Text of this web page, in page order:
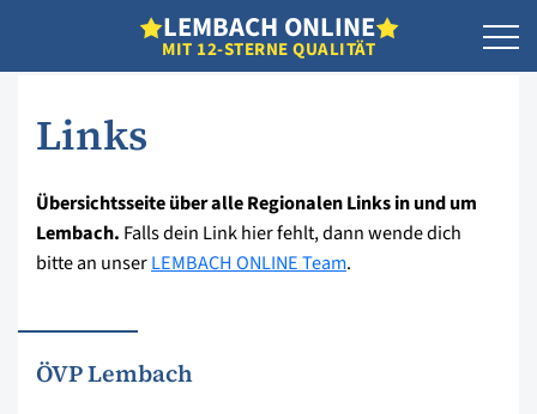
LEMBACH ONLINE
MIT 12-STERNE QUALITÄT
Links
Übersichtsseite über alle Regionalen Links in und um
Lembach. Falls dein Link hier fehlt, dann wende dich
bitte an unserLEMBACH ONLINE Team.
ÖVP Lembach